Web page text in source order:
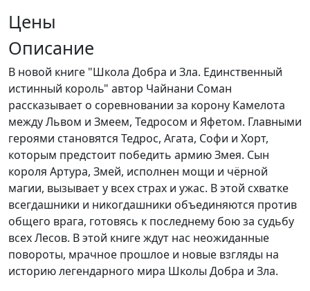
Цены
Описание
В новой книге "Школа Добра и Зла. Единственный
истинный король" автор Чайнани Соман
рассказывает о соревновании за корону Камелота
между Львом и Змеем, Тедросом и Яфетом. Главными
героями становятся Тедрос, Агата, Софи и Хорт,
которым предстоит победить армию Змея. Сын
короля Артура, Змей, исполнен мощи и чёрной
магии, вызывает у всех страх и ужас. В этой схватке
всегдашники и никогдашники объединяются против
общего врага, готовясь к последнему бою за судьбу
всех Лесов. В этой книге ждут нас неожиданные
повороты, мрачное прошлое и новые взгляды на
историю легендарного мира Школы Добра и Зла.